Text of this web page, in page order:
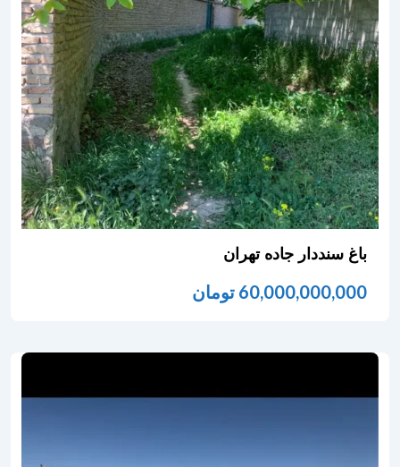
باغ سنددار جاده تهران
60,000,000,000 تومان